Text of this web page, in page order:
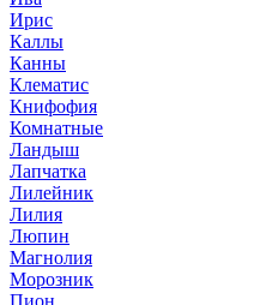
Ирис
Каллы
Канны
Клематис
Книфофия
Комнатные
Ландыш
Лапчатка
Лилейник
Лилия
Люпин
Магнолия
Морозник